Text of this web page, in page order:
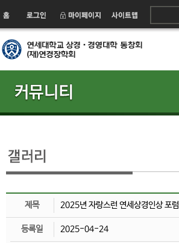
제목 2025년 자랑스런 연세상경인상 포럼
등록일 2025-04-24